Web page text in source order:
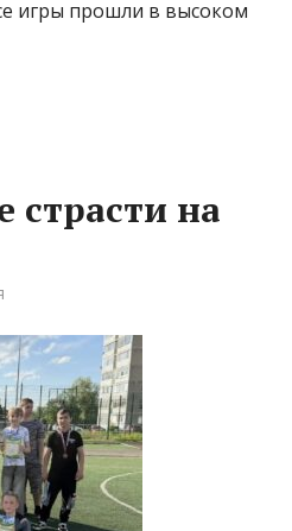
игры прошли в высоком
страсти на